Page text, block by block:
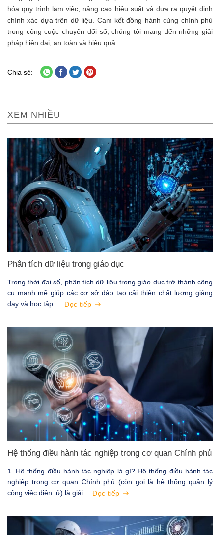
hóa quy trình làm việc, nâng cao hiệu suất và đưa ra quyết định
chính xác dựa trên dữ liệu. Cam kết đồng hành cùng chính phủ
trong công cuộc chuyển đổi số, chúng tôi mang đến những giải
pháp hiện đại, an toàn và hiệu quả.
Chia sẻ:
XEM NHIỀU
Phân tích dữ liệu trong giáo dục
Trong thời đại số, phân tích dữ liệu trong giáo dục trở thành công
cụ mạnh mẽ giúp các cơ sở đào tạo cải thiện chất lượng giảng
dạy và học tập....
Đọc tiếp
Hệ thống điều hành tác nghiệp trong cơ quan Chính phủ
1. Hệ thống điều hành tác nghiệp là gì? Hệ thống điều hành tác
nghiệp trong cơ quan Chính phủ (còn gọi là hệ thống quản lý
công việc điện tử) là giải...
Đọc tiếp